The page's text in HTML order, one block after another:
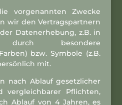
vorgenannten Zwecke
wir den Vertragspartnern
Datenerhebung, z.B. in
durch besondere
bzw. Symbole (z.B.
mit.
nach Ablauf gesetzlicher
vergleichbarer Pflichten,
Ablauf von 4 Jahren, es